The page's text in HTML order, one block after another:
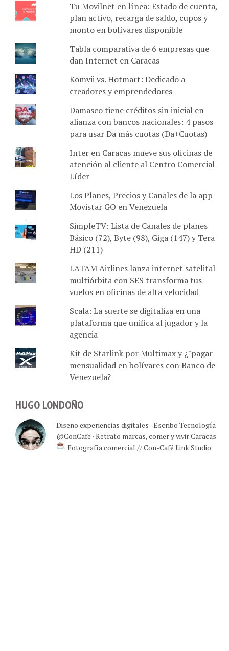
Tu Movilnet en línea: Estado de cuenta,
plan activo, recarga de saldo, cupos y
monto en bolívares disponible
Tabla comparativa de 6 empresas que
dan Internet en Caracas
Komvii vs. Hotmart: Dedicado a
creadores y emprendedores
Damasco tiene créditos sin inicial en
alianza con bancos nacionales: 4 pasos
para usar Da más cuotas (Da+Cuotas)
Inter en Caracas mueve sus oficinas de
atención al cliente al Centro Comercial
Líder
Los Planes, Precios y Canales de la app
Movistar GO en Venezuela
SimpleTV: Lista de Canales de planes
Básico (72), Byte (98), Giga (147) y Tera
HD (211)
LATAM Airlines lanza internet satelital
multiórbita con SES transforma tus
vuelos en oficinas de alta velocidad
Scala: La suerte se digitaliza en una
plataforma que unifica al jugador y la
agencia
Kit de Starlink por Multimax y ¿"pagar
mensualidad en bolívares con Banco de
Venezuela?
HUGO LONDOÑO
Diseño experiencias digitales · Escribo Tecnología
@ConCafe · Retrato marcas, comer y vivir Caracas
· Fotografía comercial // Con-Café Link Studio